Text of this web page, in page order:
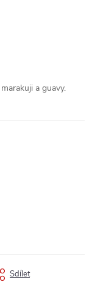
a guavy.
Sdílet